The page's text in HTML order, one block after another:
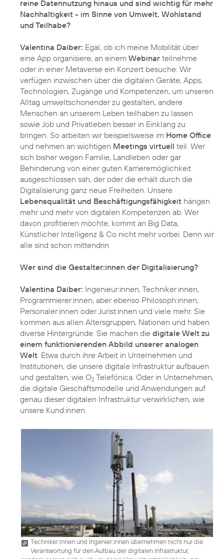
reine Datennutzung hinaus und sind wichtig für mehr
Nachhaltigkeit - im Sinne von Umwelt, Wohlstand
und Teilhabe?
Valentina Daiber: Egal, ob ich meine Mobilität über
eine App organisiere, an einem Webinar teilnehme
oder in einer Metaverse ein Konzert besuche: Wir
verfügen inzwischen über die digitalen Geräte, Apps,
Technologien, Zugänge und Kompetenzen, um unseren
Alltag umweltschonender zu gestalten, andere
Menschen an unserem Leben teilhaben zu lassen
sowie Job und Privatleben besser in Einklang zu
bringen. So arbeiten wir beispielsweise im Home Office
und nehmen an wichtigen Meetings virtuell teil. Wer
sich bisher wegen Familie, Landleben oder gar
Behinderung von einer guten Karrieremöglichkeit
ausgeschlossen sah, der oder die erhält durch die
Digitalisierung ganz neue Freiheiten. Unsere
Lebensqualität und Beschäftigungsfähigkeit hängen
mehr und mehr von digitalen Kompetenzen ab. Wer
davon profitieren möchte, kommt an Big Data,
Künstlicher Intelligenz & Co nicht mehr vorbei. Denn wir
alle sind schon mittendrin.
Wer sind die Gestalter:innen der Digitalisierung?
Valentina Daiber: Ingenieur:innen, Techniker:innen,
Programmierer:innen, aber ebenso Philosoph:innen,
Personaler:innen oder Jurist:innen und viele mehr. Sie
kommen aus allen Altersgruppen, Nationen und haben
diverse Hintergründe. Sie machen die digitale Welt zu
einem funktionierenden Abbild unserer analogen
Welt . Etwa durch ihre Arbeit in Unternehmen und
Institutionen, die unsere digitale Infrastruktur aufbauen
und gestalten, wie O2 Telefónica. Oder in Unternehmen,
die digitale Geschäftsmodelle und Anwendungen auf
genau dieser digitalen Infrastruktur verwirklichen, wie
unsere Kund:innen.
Techniker:innen und Ingenier:innen übernehmen nicht nur die
Verantwortung für den Aufbau der digitalen Infrastruktur,